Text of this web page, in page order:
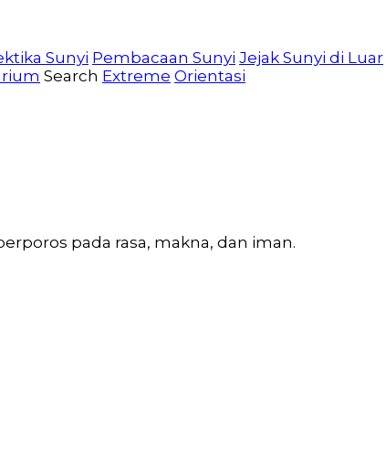
Sunyi Pembacaan Sunyi Jejak Sunyi di Luar
Search Extreme Orientasi
pada rasa, makna, dan iman.